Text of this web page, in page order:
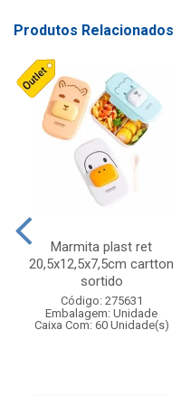
Produtos Relacionados
Marmita plast ret
20,5x12,5x7,5cm cartton
sortido
Código: 275631
Embalagem: Unidade
Caixa Com: 60 Unidade(s)